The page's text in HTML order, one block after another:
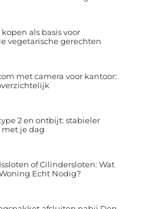
als basis voor
vegetarische gerechten
met camera voor kantoor:
2 en ontbijt: stabieler
je dag
of Cilindersloten: Wat
Echt Nodig?
afsluiten nabij Den